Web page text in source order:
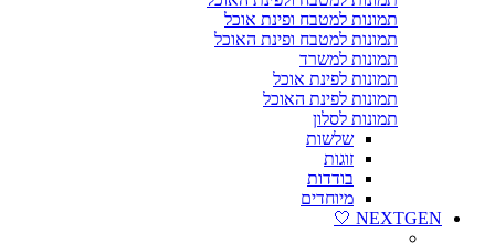
תמונות למטבח ופינת אוכל
תמונות למטבח ופינת האוכל
תמונות למשרד
תמונות לפינת אוכל
תמונות לפינת האוכל
תמונות לסלון
שלשות
זוגות
בודדות
מיוחדים
NEXTGEN 🤍